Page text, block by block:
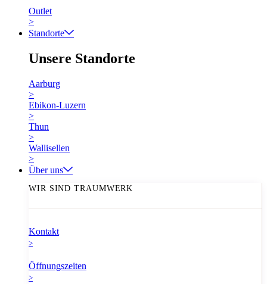
Outlet
>
Standorte
Unsere Standorte
Aarburg
>
Ebikon-Luzern
>
Thun
>
Wallisellen
>
Über uns
WIR SIND TRAUMWERK
Kontakt
>
Öffnungszeiten
>